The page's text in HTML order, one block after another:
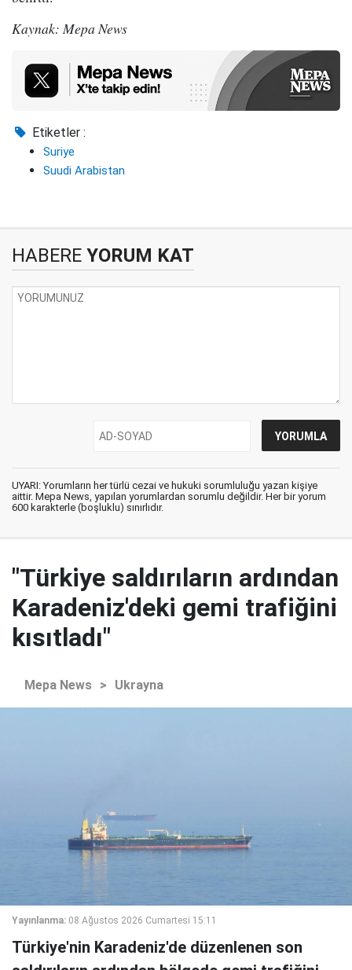
Kaynak: Mepa News
Etiketler :
Suriye
Suudi Arabistan
HABERE YORUM KAT
UYARI: Yorumların her türlü cezai ve hukuki sorumluluğu yazan kişiye
aittir. Mepa News, yapılan yorumlardan sorumlu değildir. Her bir yorum
600 karakterle (boşluklu) sınırlıdır.
"Türkiye saldırıların ardından
Karadeniz'deki gemi trafiğini
kısıtladı"
Mepa News > Ukrayna
Yayınlanma: 08 Ağustos 2026 Cumartesi 15:11
Türkiye'nin Karadeniz'de düzenlenen son